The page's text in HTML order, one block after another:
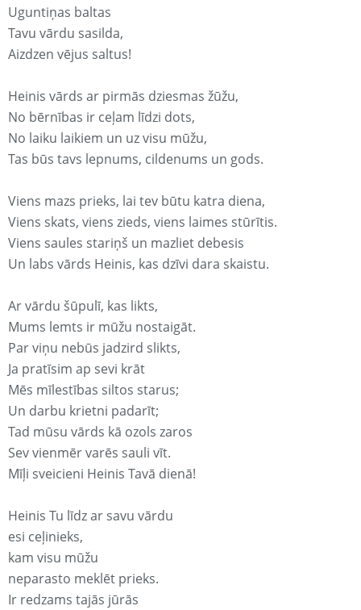
Uguntiņas baltas
Tavu vārdu sasilda,
Aizdzen vējus saltus!
Heinis vārds ar pirmās dziesmas žūžu,
No bērnības ir ceļam līdzi dots,
No laiku laikiem un uz visu mūžu,
Tas būs tavs lepnums, cildenums un gods.
Viens mazs prieks, lai tev būtu katra diena,
Viens skats, viens zieds, viens laimes stūrītis.
Viens saules stariņš un mazliet debesis
Un labs vārds Heinis, kas dzīvi dara skaistu.
Ar vārdu šūpulī, kas likts,
Mums lemts ir mūžu nostaigāt.
Par viņu nebūs jadzird slikts,
Ja pratīsim ap sevi krāt
Mēs mīlestības siltos starus;
Un darbu krietni padarīt;
Tad mūsu vārds kā ozols zaros
Sev vienmēr varēs sauli vīt.
Mīļi sveicieni Heinis Tavā dienā!
Heinis Tu līdz ar savu vārdu
esi ceļinieks,
kam visu mūžu
neparasto meklēt prieks.
Ir redzams tajās jūrās